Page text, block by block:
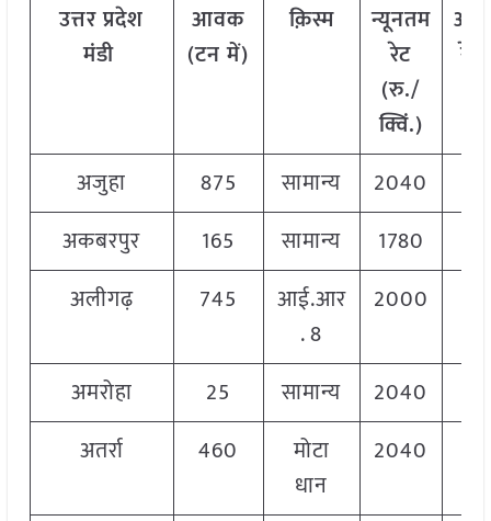
उत्तर प्रदेश
मंडी
आवक
(टन में)
क़िस्म
न्यूनतम
रेट
(रु./
क्विं.)
अजुहा 875 सामान्य 2040
अकबरपुर
165 सामान्य 1780
अलीगढ़
745
आई.आर
. 8
2000
अमरोहा 25 सामान्य 2040
अतर्रा
460
मोटा
धान
2040